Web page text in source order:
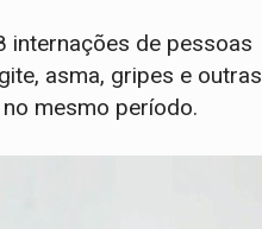
internações de pessoas
asma, gripes e outras
mesmo período.